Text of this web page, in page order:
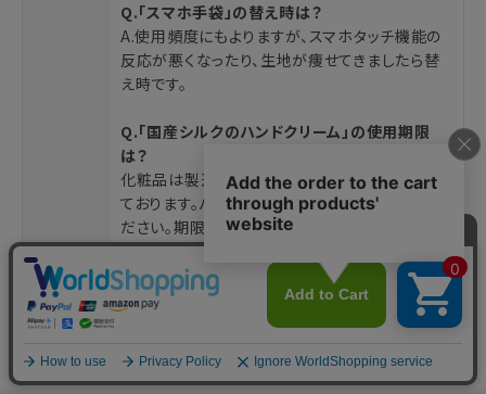
Q.「スマホ手袋」の替え時は？
A.使用頻度にもよりますが、スマホタッチ機能の
反応が悪くなったり、生地が痩せてきましたら替
え時です。
Q.「国産シルクのハンドクリーム」の使用期限
は？
化粧品は製造から3年以内がご使用期限となっ
ております。パッケージ開封後は早めにお使いく
ださい。期限が過ぎているものは販売しておりま
せんが、気になる方はパッケージの商品コードが
あればお調べすることができますので、お気軽に
お問い合わせください。